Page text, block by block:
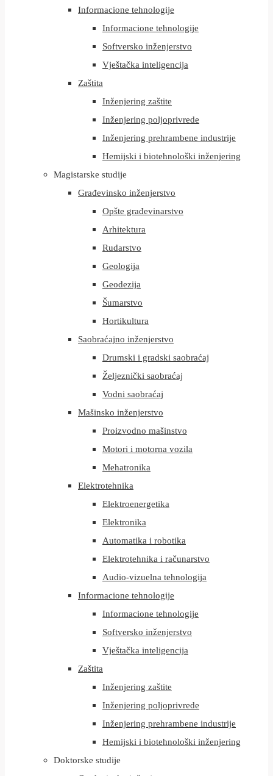
Informacione tehnologije
Informacione tehnologije
Softversko inženjerstvo
Vještačka inteligencija
Zaštita
Inženjering zaštite
Inženjering poljoprivrede
Inženjering prehrambene industrije
Hemijski i biotehnološki inženjering
Magistarske studije
Građevinsko inženjerstvo
Opšte građevinarstvo
Arhitektura
Rudarstvo
Geologija
Geodezija
Šumarstvo
Hortikultura
Saobraćajno inženjerstvo
Drumski i gradski saobraćaj
Željeznički saobraćaj
Vodni saobraćaj
Mašinsko inženjerstvo
Proizvodno mašinstvo
Motori i motorna vozila
Mehatronika
Elektrotehnika
Elektroenergetika
Elektronika
Automatika i robotika
Elektrotehnika i računarstvo
Audio-vizuelna tehnologija
Informacione tehnologije
Informacione tehnologije
Softversko inženjerstvo
Vještačka inteligencija
Zaštita
Inženjering zaštite
Inženjering poljoprivrede
Inženjering prehrambene industrije
Hemijski i biotehnološki inženjering
Doktorske studije